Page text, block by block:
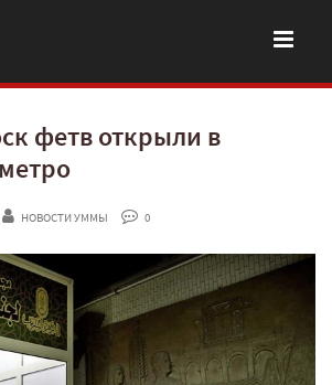
фетв открыли в
НОВОСТИ УММЫ 0